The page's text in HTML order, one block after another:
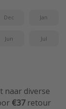
Dec Jan
Jun Jul
naar diverse
€37retour